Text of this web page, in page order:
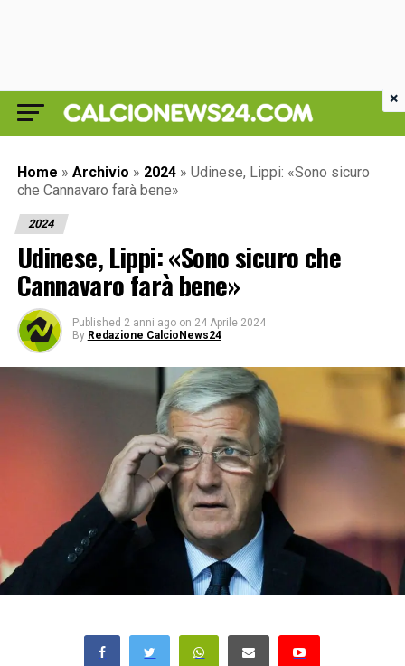
Home » Archivio » 2024 » Udinese, Lippi: «Sono sicuro
che Cannavaro farà bene»
2024
Udinese, Lippi: «Sono sicuro che
Cannavaro farà bene»
Published 2 anni ago on 24 Aprile 2024
By Redazione CalcioNews24
×